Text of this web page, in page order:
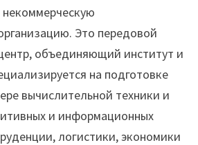
Это передовой
объединяющий институт и
на подготовке
вычислительной техники и
и информационных
логистики, экономики